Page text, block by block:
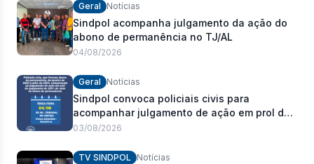
Geral Notícias
Sindpol acompanha julgamento da ação do
abono de permanência no TJ/AL
04/08/2026
Geral Notícias
Sindpol convoca policiais civis para
acompanhar julgamento de ação em prol do
pagamento de 100% do abono de
03/08/2026
TV SINDPOL Notícias